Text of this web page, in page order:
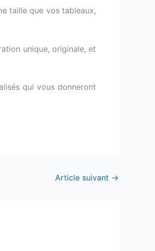
taille que vos tableaux,
unique, originale, et
qui vous donneront
Article suivant →